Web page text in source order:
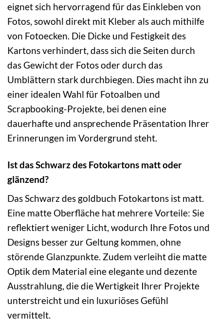
eignet sich hervorragend für das Einkleben von
Fotos, sowohl direkt mit Kleber als auch mithilfe
von Fotoecken. Die Dicke und Festigkeit des
Kartons verhindert, dass sich die Seiten durch
das Gewicht der Fotos oder durch das
Umblättern stark durchbiegen. Dies macht ihn zu
einer idealen Wahl für Fotoalben und
Scrapbooking-Projekte, bei denen eine
dauerhafte und ansprechende Präsentation Ihrer
Erinnerungen im Vordergrund steht.
Ist das Schwarz des Fotokartons matt oder
glänzend?
Das Schwarz des goldbuch Fotokartons ist matt.
Eine matte Oberfläche hat mehrere Vorteile: Sie
reflektiert weniger Licht, wodurch Ihre Fotos und
Designs besser zur Geltung kommen, ohne
störende Glanzpunkte. Zudem verleiht die matte
Optik dem Material eine elegante und dezente
Ausstrahlung, die die Wertigkeit Ihrer Projekte
unterstreicht und ein luxuriöses Gefühl
vermittelt.